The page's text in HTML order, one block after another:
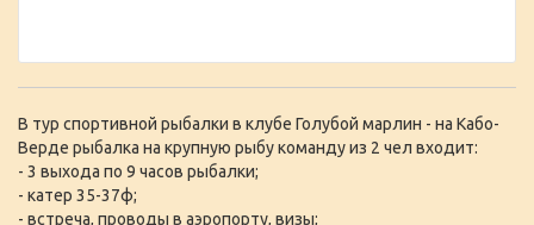
В тур спортивной рыбалки в клубе Голубой марлин - на Кабо-
Верде рыбалка на крупную рыбу команду из 2 чел входит:
- 3 выхода по 9 часов рыбалки;
- катер 35-37ф;
- встреча, проводы в аэропорту, визы;